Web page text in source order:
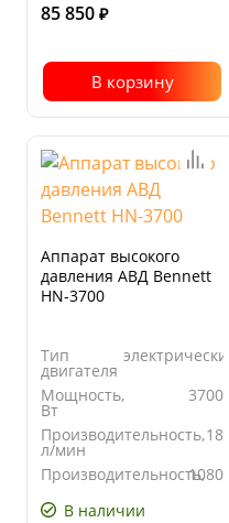
85 850 ₽
В корзину
Аппарат высокого
давления АВД Bennett
HN-3700
Тип
двигателя
электрический
Мощность,
Вт
3700
Производительность,
л/мин
18
Производительность,
л/час
1080
В наличии